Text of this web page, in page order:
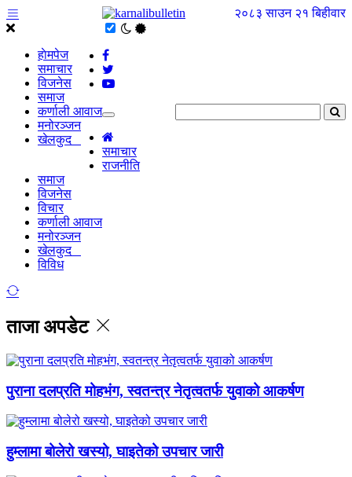
हाेमपेज
समाचार
विजनेस
समाज
कर्णाली आवाज
मनोरञ्जन
खेलकुद
२०८३ साउन २१ बिहीवार
समाचार
राजनीति
समाज
विजनेस
विचार
कर्णाली आवाज
मनोरञ्जन
खेलकुद
विविध
ताजा अपडेट
पुराना दलप्रति मोहभंग, स्वतन्त्र नेतृत्वतर्फ युवाको आकर्षण
हुम्लामा बोलेरो खस्यो, घाइतेको उपचार जारी